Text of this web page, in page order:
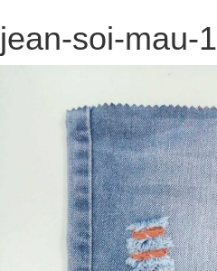
jean-soi-mau-1